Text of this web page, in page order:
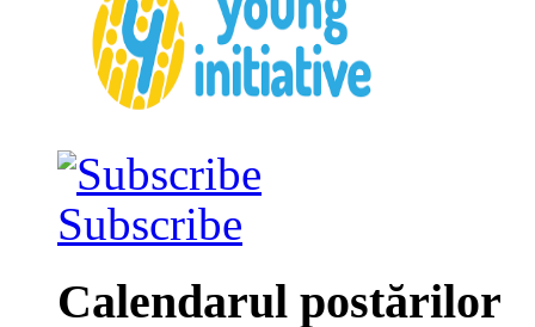
Subscribe
Calendarul postărilor